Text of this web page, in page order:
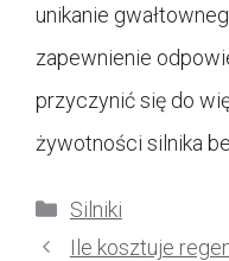
unikanie
zapewnienie
przyczynić się do
żywotności silnika
Kategorie
Silniki
Ile kosztuje